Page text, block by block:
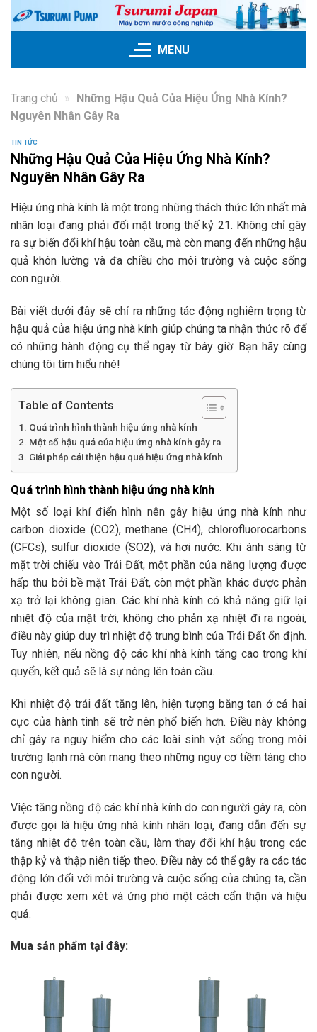
Skip
MENU
Trang chủ » Những Hậu Quả Của Hiệu Ứng Nhà Kính?
Nguyên Nhân Gây Ra
TIN TỨC
Những Hậu Quả Của Hiệu Ứng Nhà Kính?
Nguyên Nhân Gây Ra
Hiệu ứng nhà kính là một trong những thách thức lớn nhất mà
nhân loại đang phải đối mặt trong thế kỷ 21. Không chỉ gây
ra sự biến đổi khí hậu toàn cầu, mà còn mang đến những hậu
quả khôn lường và đa chiều cho môi trường và cuộc sống
con người.
Bài viết dưới đây sẽ chỉ ra những tác động nghiêm trọng từ
hậu quả của hiệu ứng nhà kính giúp chúng ta nhận thức rõ để
có những hành động cụ thể ngay từ bây giờ. Bạn hãy cùng
chúng tôi tìm hiểu nhé!
Table of Contents
Quá trình hình thành hiệu ứng nhà kính
Một số hậu quả của hiệu ứng nhà kính gây ra
Giải pháp cải thiện hậu quả hiệu ứng nhà kính
Quá trình hình thành hiệu ứng nhà kính
Một số loại khí điển hình nên gây hiệu ứng nhà kính như
carbon dioxide (CO2), methane (CH4), chlorofluorocarbons
(CFCs), sulfur dioxide (SO2), và hơi nước. Khi ánh sáng từ
mặt trời chiếu vào Trái Đất, một phần của năng lượng được
hấp thu bởi bề mặt Trái Đất, còn một phần khác được phản
xạ trở lại không gian. Các khí nhà kính có khả năng giữ lại
nhiệt độ của mặt trời, không cho phản xạ nhiệt đi ra ngoài,
điều này giúp duy trì nhiệt độ trung bình của Trái Đất ổn định.
Tuy nhiên, nếu nồng độ các khí nhà kính tăng cao trong khí
quyển, kết quả sẽ là sự nóng lên toàn cầu.
Khi nhiệt độ trái đất tăng lên, hiện tượng băng tan ở cả hai
cực của hành tinh sẽ trở nên phổ biến hơn. Điều này không
chỉ gây ra nguy hiểm cho các loài sinh vật sống trong môi
trường lạnh mà còn mang theo những nguy cơ tiềm tàng cho
con người.
Việc tăng nồng độ các khí nhà kính do con người gây ra, còn
được gọi là hiệu ứng nhà kính nhân loại, đang dẫn đến sự
tăng nhiệt độ trên toàn cầu, làm thay đổi khí hậu trong các
thập kỷ và thập niên tiếp theo. Điều này có thể gây ra các tác
động lớn đối với môi trường và cuộc sống của chúng ta, cần
phải được xem xét và ứng phó một cách cẩn thận và hiệu
quả.
Mua sản phẩm tại đây: